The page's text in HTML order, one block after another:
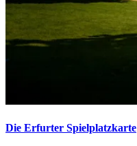
Die Erfurter Spielplatzkarte